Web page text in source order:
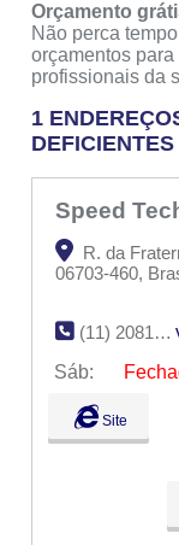
Orçamento
Não perca
orçamentos
profissionais da
1
Speed
R. da
06703-460,
(11) 2081-1033
Sáb:
Seg:
Ter:
Qua:
Site